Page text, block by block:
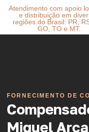
Atendimento com apoio
e distribuição em
regiões do Brasil: PR,
GO, TO e MT.
FORNECIMENTO DE
Miguel